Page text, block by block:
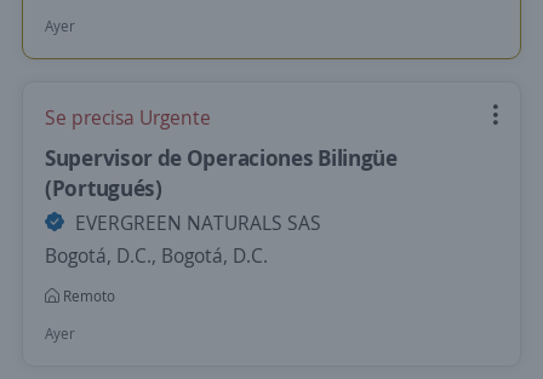
Ayer
Se precisa Urgente
Supervisor de Operaciones Bilingüe
(Portugués)
EVERGREEN NATURALS SAS
Bogotá, D.C., Bogotá, D.C.
Remoto
Ayer